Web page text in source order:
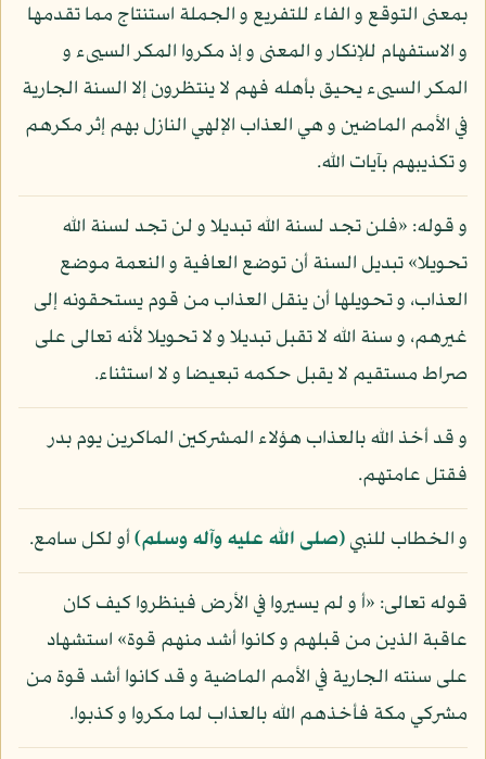
بمعنى التوقع و الفاء للتفريع و الجملة استنتاج مما تقدمها
و الاستفهام للإنكار و المعنى و إذ مكروا المكر السيىء و
المكر السيىء يحيق بأهله فهم لا ينتظرون إلا السنة الجارية
في الأمم الماضين و هي العذاب الإلهي النازل بهم إثر مكرهم
و تكذيبهم بآيات الله.
و قوله: «فلن تجد لسنة الله تبديلا و لن تجد لسنة الله
تحويلا» تبديل السنة أن توضع العافية و النعمة موضع
العذاب، و تحويلها أن ينقل العذاب من قوم يستحقونه إلى
غيرهم، و سنة الله لا تقبل تبديلا و لا تحويلا لأنه تعالى على
صراط مستقيم لا يقبل حكمه تبعيضا و لا استثناء.
و قد أخذ الله بالعذاب هؤلاء المشركين الماكرين يوم بدر
فقتل عامتهم.
و الخطاب للنبي(صلى الله عليه وآله وسلم)أو لكل سامع.
قوله تعالى: «أ و لم يسيروا في الأرض فينظروا كيف كان
عاقبة الذين من قبلهم و كانوا أشد منهم قوة» استشهاد
على سنته الجارية في الأمم الماضية و قد كانوا أشد قوة من
مشركي مكة فأخذهم الله بالعذاب لما مكروا و كذبوا.